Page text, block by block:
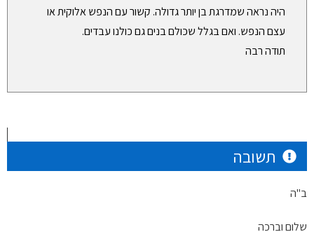
היה נראה שמדרגת בן יותר גדולה. קשור עם הנפש אלוקית או
עצם הנפש. ואם בגלל שכולם בנים גם כולנו עבדים.
תודה רבה
תשובה
ב"ה
שלום וברכה